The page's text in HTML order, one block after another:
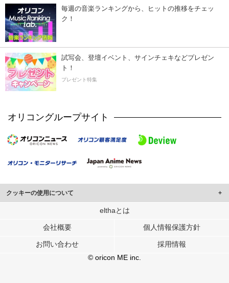
毎週の音楽ランキングから、ヒットの推移をチェッ
ク！
試写会、登壇イベント、サインチェキなどプレゼン
ト！
プレゼント特集
オリコングループサイト
クッキーの使用について
このサイトでは Cookie を使用して、ユーザーに合わせたコンテンツや広告の
行っています。
メディアや広告配信、データ解析の各パートナーに提供しています。
ユーザーが各パートナーのサービスを使用したときに収集した他の情報を組み
elthaとは
会社概要 個人情報保護方針
お問い合わせ
採用情報
© oricon ME inc.